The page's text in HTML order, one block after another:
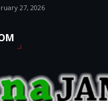
27, 2026